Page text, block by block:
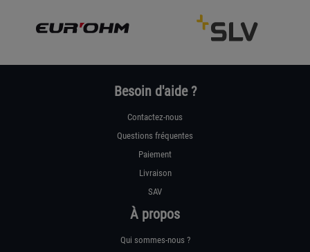
Besoin d'aide ?
Contactez-nous
Questions fréquentes
Paiement
Livraison
SAV
À propos
Qui sommes-nous ?